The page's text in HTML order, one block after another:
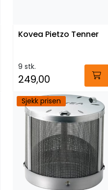
Kovea Pietzo Tenner
9 stk.
249,00
Sjekk prisen